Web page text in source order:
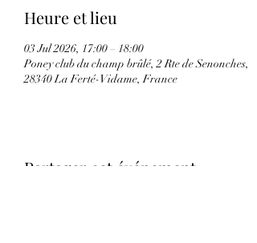
Heure et lieu
03 Jul 2026, 17:00 – 18:00
Poney club du champ brûlé, 2 Rte de Senonches,
28340 La Ferté-Vidame, France
Partager cet événement